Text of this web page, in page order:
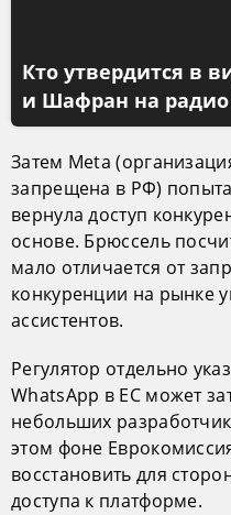
Кто утвердится в
и Шафран на радио
Затем Meta
запрещена в РФ)
вернула доступ
основе. Брюссель
мало отличается от
конкуренции на рынке
ассистентов.
Регулятор отдельно
WhatsApp в ЕС может
небольших
этом фоне
восстановить для
доступа к платформе.